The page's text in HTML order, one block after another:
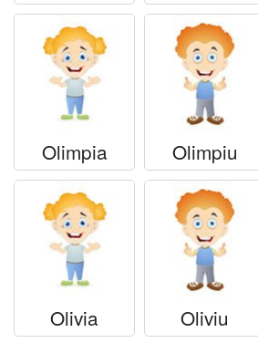
Olimpia Olimpiu
Olivia Oliviu